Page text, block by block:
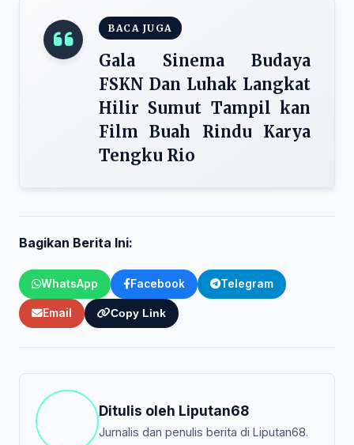
BACA JUGA
Gala Sinema Budaya
FSKN Dan Luhak Langkat
Hilir Sumut Tampil kan
Film Buah Rindu Karya
Tengku Rio
Bagikan Berita Ini:
WhatsApp Facebook Telegram
Email Copy Link
Ditulis oleh Liputan68
Jurnalis dan penulis berita di Liputan68.